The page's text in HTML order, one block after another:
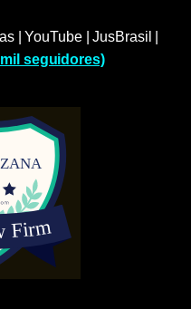
|YouTube|JusBrasil
seguidores)